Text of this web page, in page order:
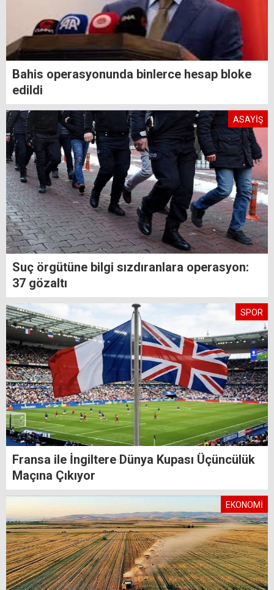
Bahis operasyonunda binlerce hesap bloke
edildi
ASAYİŞ
Suç örgütüne bilgi sızdıranlara operasyon:
37 gözaltı
SPOR
Fransa ile İngiltere Dünya Kupası Üçüncülük
Maçına Çıkıyor
EKONOMİ